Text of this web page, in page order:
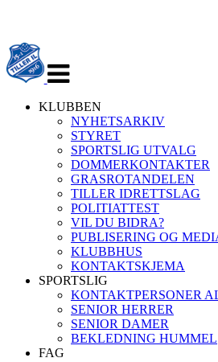
navigasjon
KLUBBEN
NYHETSARKIV
STYRET
SPORTSLIG UTVALG
DOMMERKONTAKTER
GRASROTANDELEN
TILLER IDRETTSLAG
POLITIATTEST
VIL DU BIDRA?
PUBLISERING OG
KLUBBHUS
KONTAKTSKJEMA
SPORTSLIG
KONTAKTPERSONER
SENIOR HERRER
SENIOR DAMER
BEKLEDNING HUMMEL
FAG